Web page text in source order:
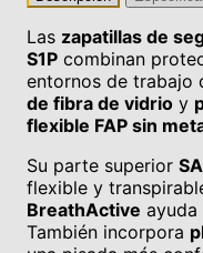
Las zapatillas de
S1P combinan
entornos de trabajo
de fibra de vidrio y
flexible FAP sin
Su parte superior
flexible y
BreathActive ayuda
También incorpora